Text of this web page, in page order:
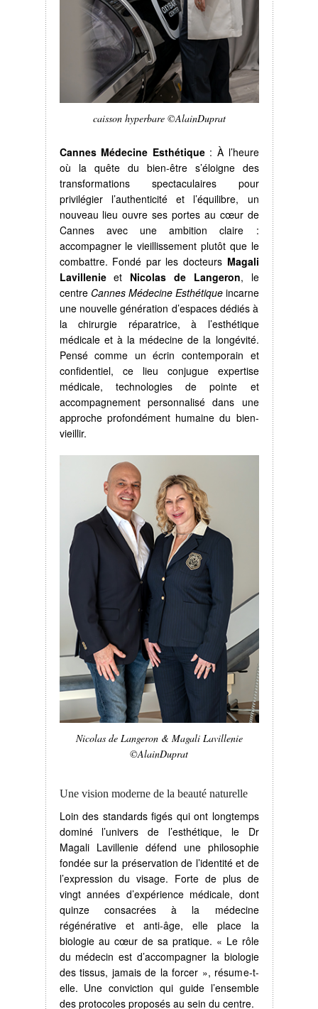
caisson hyperbare ©AlainDuprat
Cannes Médecine Esthétique: À l’heure
où la quête du bien-être s’éloigne des
transformations spectaculaires pour
privilégier l’authenticité et l’équilibre, un
nouveau lieu ouvre ses portes au cœur de
Cannes avec une ambition claire :
accompagner le vieillissement plutôt que le
combattre. Fondé par les docteurs Magali
Lavillenieet Nicolas de Langeron, le
centre Cannes Médecine Esthétiqueincarne
une nouvelle génération d’espaces dédiés à
la chirurgie réparatrice, à l’esthétique
médicale et à la médecine de la longévité.
Pensé comme un écrin contemporain et
confidentiel, ce lieu conjugue expertise
médicale, technologies de pointe et
accompagnement personnalisé dans une
approche profondément humaine du bien-
vieillir.
Nicolas de Langeron & Magali Lavillenie
©AlainDuprat
Une vision moderne de la beauté naturelle
Loin des standards figés qui ont longtemps
dominé l’univers de l’esthétique, le Dr
Magali Lavillenie défend une philosophie
fondée sur la préservation de l’identité et de
l’expression du visage. Forte de plus de
vingt années d’expérience médicale, dont
quinze consacrées à la médecine
régénérative et anti-âge, elle place la
biologie au cœur de sa pratique. « Le rôle
du médecin est d’accompagner la biologie
des tissus, jamais de la forcer », résume-t-
elle. Une conviction qui guide l’ensemble
des protocoles proposés au sein du centre.